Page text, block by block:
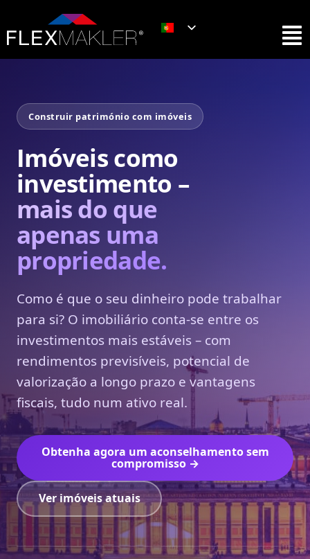
Construir património com imóveis
Imóveis como
investimento –
mais do que
apenas uma
propriedade.
Como é que o seu dinheiro pode trabalhar
para si? O imobiliário conta-se entre os
investimentos mais estáveis – com
rendimentos previsíveis, potencial de
valorização a longo prazo e vantagens
fiscais, tudo num ativo real.
Obtenha agora um aconselhamento sem
compromisso →
Ver imóveis atuais